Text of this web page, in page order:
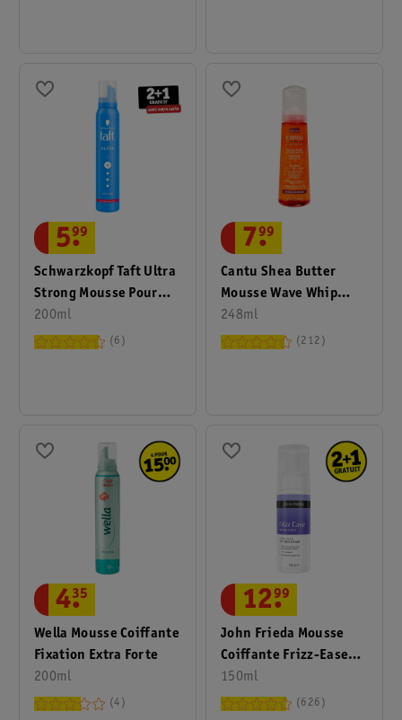
Schwarzkopf Taft Ultra
Strong Mousse Pour
Cheveux
200ml
5.
99
6
Cantu Shea Butter
Mousse Wave Whip
Curling
248ml
7.
99
212
Wella Mousse Coiffante
Fixation Extra Forte
200ml
4.
35
4
John Frieda Mousse
Coiffante Frizz-Ease
Air-Dry Waves
150ml
12.
99
626